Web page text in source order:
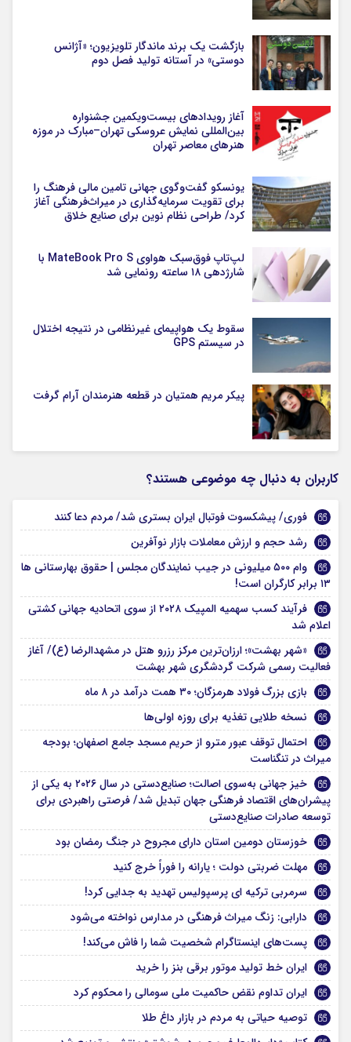
بازگشت یک برند ماندگار تلویزیون؛ «آژانس
دوستی» در آستانه تولید فصل دوم
آغاز رویدادهای بیست‌ویکمین جشنواره
بین‌المللی نمایش عروسکی تهران–مبارک در موزه
هنرهای معاصر تهران
یونسکو گفت‌وگوی جهانی تامین مالی فرهنگ را
برای تقویت سرمایه‌گذاری در میراث‌فرهنگی آغاز
کرد/ طراحی نظام نوین برای صنایع خلاق
لپ‌تاپ فوق‌سبک هواوی MateBook Pro S با
شارژدهی ۱۸ ساعته رونمایی شد
سقوط یک هواپیمای غیرنظامی در نتیجه اختلال
در سیستم‌ GPS
پیکر مریم همتیان در قطعه هنرمندان آرام گرفت
کاربران به دنبال چه موضوعی هستند؟
فوری/ پیشکسوت فوتبال ایران بستری شد/ مردم دعا کنند
رشد حجم و ارزش معاملات بازار نوآفرین
وام ۵۰۰ میلیونی در جیب نمایندگان مجلس | حقوق بهارستانی ها
۱۳ برابر کارگران است!
فرآیند کسب سهمیه المپیک ۲۰۲۸ از سوی اتحادیه جهانی کشتی
اعلام شد
«شهر بهشت»؛ ارزان‌ترین مرکز رزرو هتل در مشهدالرضا (ع)/ آغاز
فعالیت رسمی شرکت گردشگری شهر بهشت
بازی بزرگ فولاد هرمزگان؛ ۳۰ همت درآمد در ۸ ماه
نسخه طلایی تغذیه برای روزه‌ اولی‌ها
احتمال توقف عبور مترو از حریم مسجد جامع اصفهان؛ بودجه
میراث در تنگناست
خیز جهانی به‌سوی اصالت؛ صنایع‌دستی در سال ۲۰۲۶ به یکی از
پیشران‌های اقتصاد فرهنگی جهان تبدیل شد/ فرصتی راهبردی برای
توسعه صادرات صنایع‌دستی
خوزستان دومین استان دارای مجروح در جنگ رمضان بود
مهلت ضربتی دولت ؛ یارانه را فوراً خرج کنید
سرمربی ترکیه ای پرسپولیس تهدید به جدایی کرد!
دارابی: زنگ میراث فرهنگی در مدارس نواخته می‌شود
پست‌های اینستاگرام شخصیت شما را فاش می‌کند!
ایران خط تولید موتور برقی بنز را خرید
ایران تداوم نقض حاکمیت ملی سومالی را محکوم کرد
توصیه حیاتی به مردم در بازار داغ طلا